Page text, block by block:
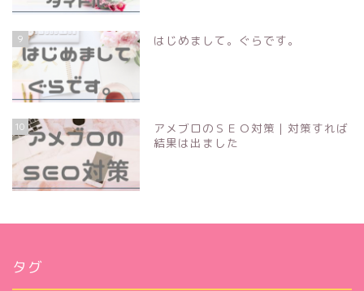
9 はじめまして。ぐらです。
10
アメブロのＳＥＯ対策｜対策すれば
結果は出ました
タグ